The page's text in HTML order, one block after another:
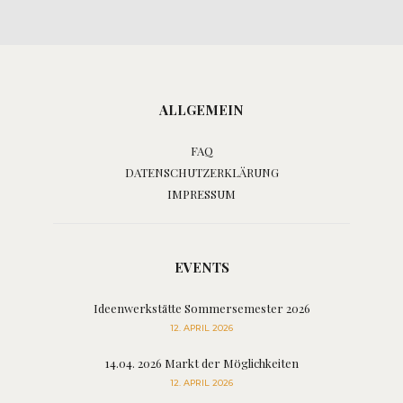
ALLGEMEIN
FAQ
DATENSCHUTZERKLÄRUNG
IMPRESSUM
EVENTS
Ideenwerkstätte Sommersemester 2026
12. APRIL 2026
14.04. 2026 Markt der Möglichkeiten
12. APRIL 2026